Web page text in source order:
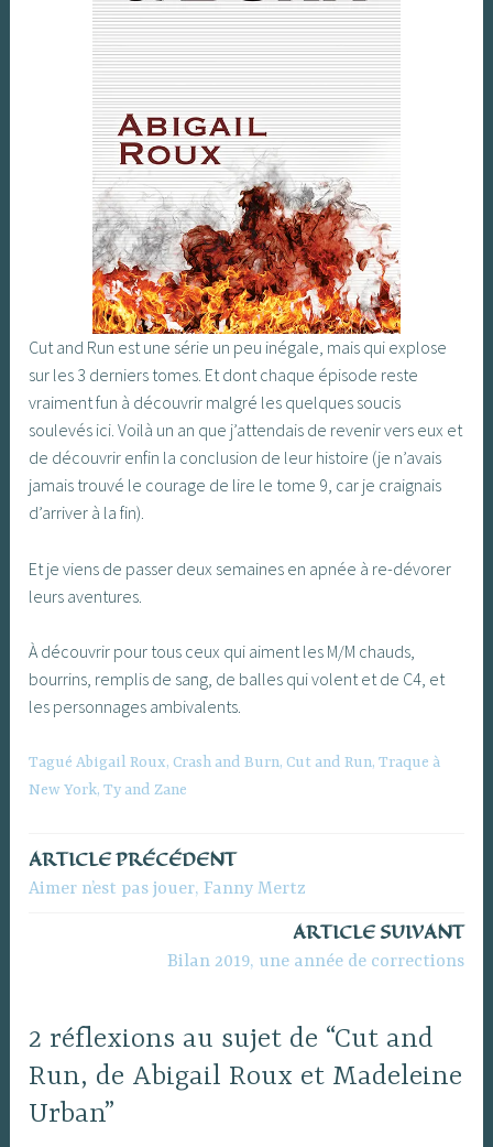
Cut and Run est une série un peu inégale, mais qui explose
sur les 3 derniers tomes. Et dont chaque épisode reste
vraiment fun à découvrir malgré les quelques soucis
soulevés ici. Voilà un an que j’attendais de revenir vers eux et
de découvrir enfin la conclusion de leur histoire (je n’avais
jamais trouvé le courage de lire le tome 9, car je craignais
d’arriver à la fin).
Et je viens de passer deux semaines en apnée à re-dévorer
leurs aventures.
À découvrir pour tous ceux qui aiment les M/M chauds,
bourrins, remplis de sang, de balles qui volent et de C4, et
les personnages ambivalents.
TaguéAbigail Roux, Crash and Burn, Cut and Run,Traque à
New York,Ty and Zane
Navigation
ARTICLE PRÉCÉDENT
Aimer n’est pas jouer, Fanny Mertz
ARTICLE SUIVANT
Bilan 2019, une année de corrections
2 réflexions au sujet de “Cut and
Run, de Abigail Roux et Madeleine
Urban”